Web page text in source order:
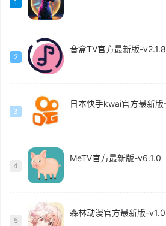
1
2
音盒TV官方最新版-v2.1.8
3
4
MeTV官方最新版-v6.1.0
5
森林动漫官方最新版-v1.0